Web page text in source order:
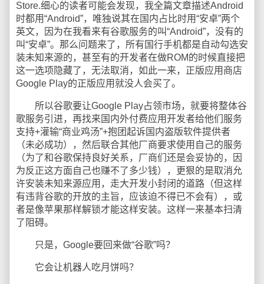
Store.细心的读者可能会发现，我全篇文章描述Android
时都用“Android”，唯独说其在国内占比时用“安卓”两个
英文，因为在我看来有谷歌服务的叫“Android”，没有的
叫“安卓”。那么问题来了，所有国行手机都是自动勾选安
装未知来源的，甚至有的开发者在做ROM的时候直接把
这一选项隐藏了，无法取消，如此一来，正版应用商店
Google Play的正版应用就没人会买了。
所以谷歌要让Google Play占领市场，就要将整体谷
歌服务引进，再找来国内外付费应用开发者给他们服务
支持+灌输“商业鸡汤”+抱团起诉国内盗版软件提供者
（未必成功），然后联合其他厂商要求使用自己的服务
（为了和谷歌保持良好关系，厂商们还是会妥协的，因
为反正这方面自己也赚不了多少钱），更狠的是取消允
许安装未知来源应用，走大开发小封闭的道路（但这样
有违背谷歌的开放的主旨，应该迫不得已不会有），或
者是像苹果那样解锁才能这样安装。这样一来基本扫清
了阻碍。
只是，Google要回来做“谷歌”吗？
它会让机器人吃月饼吗？